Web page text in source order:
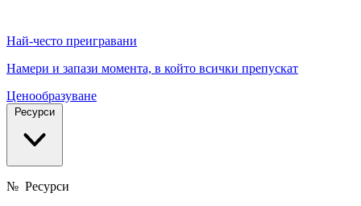
Най-често преигравани
Намери и запази момента, в който всички препускат
Ценообразуване
Ресурси
№ Ресурси